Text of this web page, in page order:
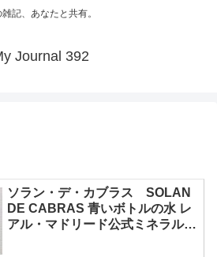
記、あなたと共有。
Journal 392
ソラン・デ・カブラス SOLAN
DE CABRAS 青いボトルの水 レ
アル・マドリード公式ミネラルウ